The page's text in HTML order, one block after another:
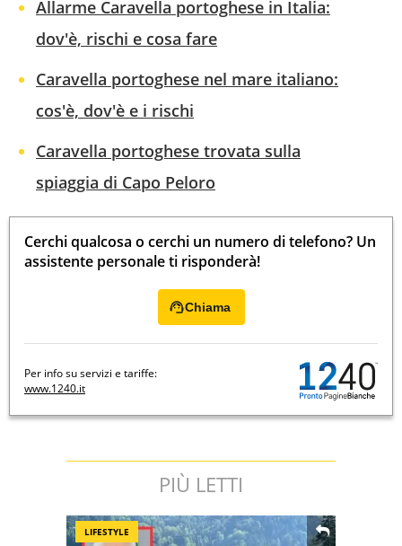
Allarme Caravella portoghese in Italia:
dov'è, rischi e cosa fare
Caravella portoghese nel mare italiano:
cos'è, dov'è e i rischi
Caravella portoghese trovata sulla
spiaggia di Capo Peloro
Cerchi qualcosa o cerchi un numero di telefono? Un
assistente personale ti risponderà!
Chiama
Per info su servizi e tariffe:
www.1240.it
PIÙ LETTI
LIFESTYLE